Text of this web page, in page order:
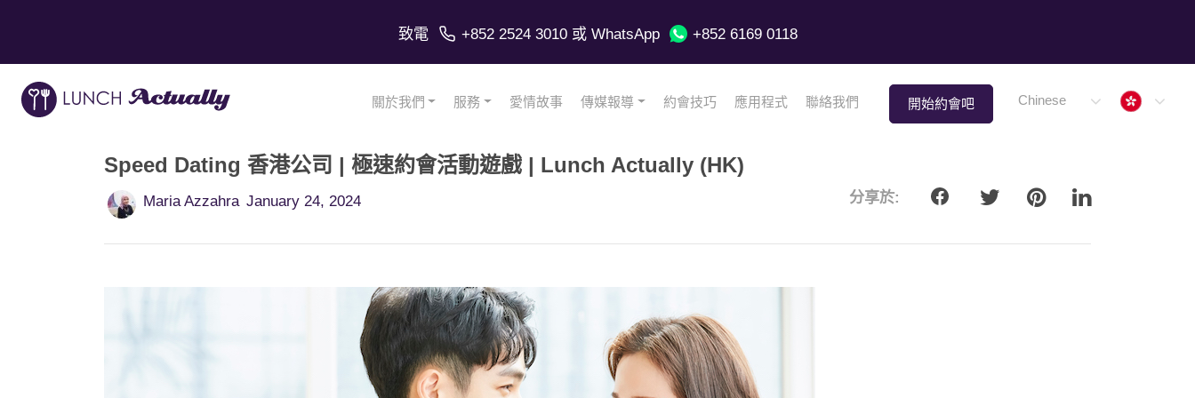
致電 +852 2524 3010或 WhatsApp +852 6169 0118
關於我們 服務 愛情故事 傳媒報導 約會技巧 應用程式 聯絡我們 開始約會吧 Chinese Hong
Speed Dating 香港公司 | 極速約會活動遊戲 | Lunch Actually (HK)
Maria Azzahra January 24, 2024 分享於: